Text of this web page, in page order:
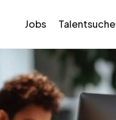
Jobs Talentsuche